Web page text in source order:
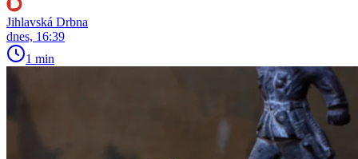
Jihlavská Drbna
dnes, 16:39
1 min